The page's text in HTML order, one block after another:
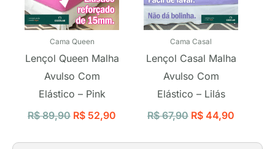
Cama Queen
Lençol Queen Malha
Avulso Com
Elástico – Pink
R$89,90 R$ 52,90
Cama Casal
Lençol Casal Malha
Avulso Com
Elástico – Lilás
R$67,90 R$ 44,90